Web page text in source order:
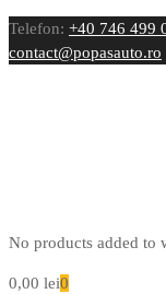
Telefon: +40 746 499
contact@popasauto.ro
No products added to
0,00 lei0